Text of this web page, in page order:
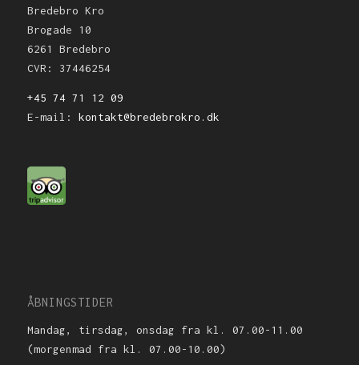
Bredebro Kro
Brogade 10
6261 Bredebro
CVR: 37446254
+45 74 71 12 09
E-mail: kontakt@bredebrokro.dk
ÅBNINGSTIDER
Mandag, tirsdag, onsdag fra kl. 07.00-11.00
(morgenmad fra kl. 07.00-10.00)